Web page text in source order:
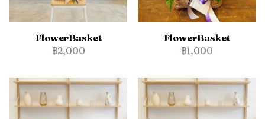
FlowerBasket
฿2,000
FlowerBasket
฿1,000